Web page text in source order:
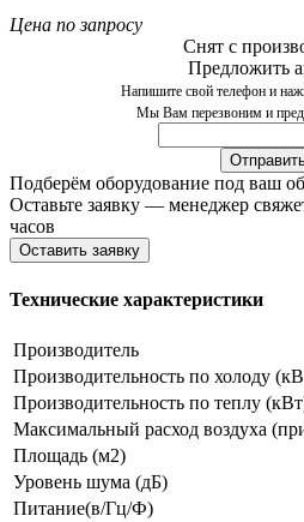
Цена по запросу
Снят с
Предложить
Напишите свой телефон и
Мы Вам перезвоним и
Подберём оборудование под ваш
Оставьте заявку — менеджер
часов
Оставить заявку
Технические характеристики
Производитель
Производительность по холоду
Производительность по теплу
Максимальный расход воздуха
Площадь (м2)
Уровень шума (дБ)
Питание(в/Гц/Ф)